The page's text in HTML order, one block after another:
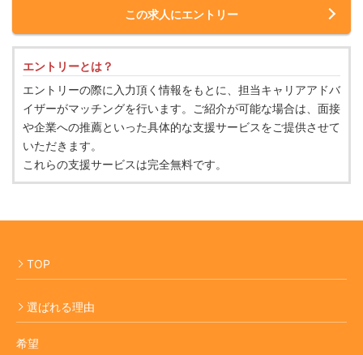
この求人にエントリー
エントリーとは？
エントリーの際に入力頂く情報をもとに、担当キャリアアドバ
イザーがマッチングを行います。ご紹介が可能な場合は、面接
や企業への推薦といった具体的な支援サービスをご提供させて
いただきます。
これらの支援サービスは完全無料です。
TOP
選ばれる理由
希望